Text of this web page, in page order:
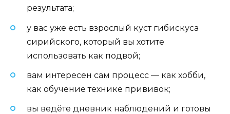
результата;
у вас уже есть взрослый куст гибискуса
сирийского, который вы хотите
использовать как подвой;
вам интересен сам процесс — как хобби,
как обучение технике прививок;
вы ведёте дневник наблюдений и готовы